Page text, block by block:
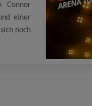
Connor
einer
noch